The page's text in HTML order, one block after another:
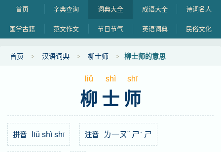
首页 字典查询 词典大全 成语大全 诗词名人
国学古籍 范文作文 节日节气 英语词典 民俗文化
首页 汉语词典 柳士师 柳士师的意思
liǔ shì shī
柳士师
拼音 liǔ shì shī 注音 ㄌ一ㄡˇ ㄕˋ ㄕ